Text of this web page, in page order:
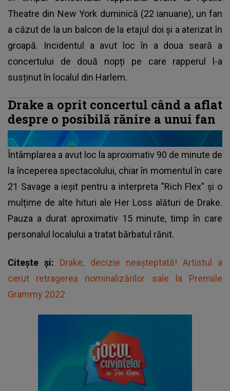
Theatre din New York duminică (22 ianuarie), un fan
a căzut de la un balcon de la etajul doi și a aterizat în
groapă. Incidentul a avut loc în a doua seară a
concertului de două nopți pe care rapperul l-a
susținut în localul din Harlem.
Drake a oprit concertul când a aflat
despre o posibilă rănire a unui fan
Întâmplarea a avut loc la aproximativ 90 de minute de
la începerea spectacolului, chiar în momentul în care
21 Savage a ieșit pentru a interpreta "Rich Flex" și o
mulțime de alte hituri ale Her Loss alături de Drake.
Pauza a durat aproximativ 15 minute, timp în care
personalul localului a tratat bărbatul rănit.
Citește și: Drake, decizie neașteptată! Artistul a
cerut retragerea nominalizărilor sale la Premiile
Grammy 2022